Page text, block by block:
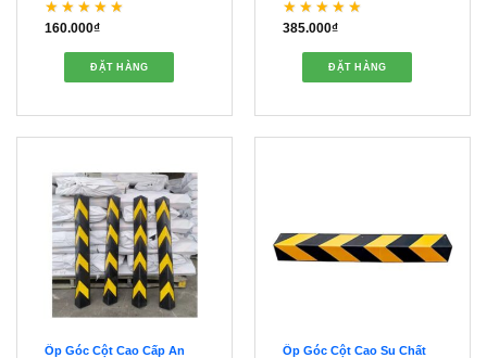
Được xếp hạng
160.000₫
ĐẶT HÀNG
Được xếp hạng
385.000₫
ĐẶT HÀNG
Ốp Góc Cột Cao Cấp An
Ốp Góc Cột Cao Su Chất